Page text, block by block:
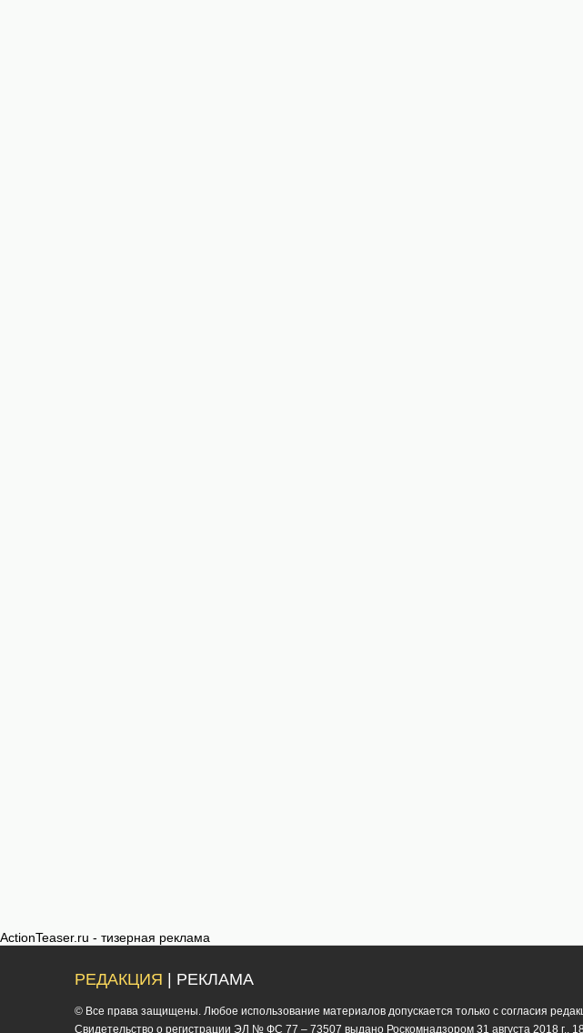
ActionTeaser.ru - тизерная реклама
РЕДАКЦИЯ | РЕКЛАМА
© Все права защищены. Любое использование материалов допускается только с согласия
Cвидетельство о регистрации ЭЛ № ФС 77 – 73507 выдано Роскомнадзором 31 августа 2018 г..